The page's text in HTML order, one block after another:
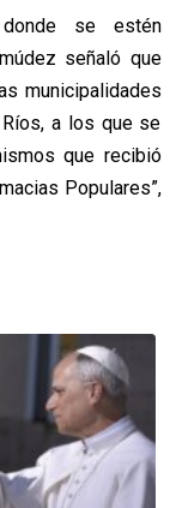
se estén
señaló que
municipalidades
a los que se
que recibió
Populares”,